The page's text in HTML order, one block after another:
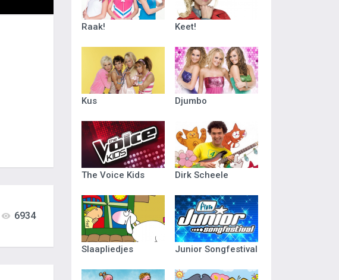
6934
Raak! Keet!
Kus Djumbo
The Voice Kids Dirk Scheele
Slaapliedjes Junior Songfestival